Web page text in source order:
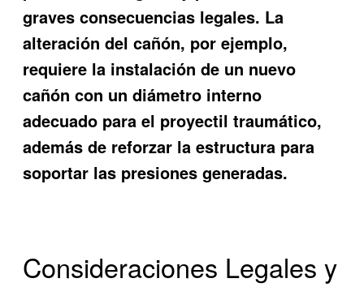
graves consecuencias legales. La
alteración del cañón, por ejemplo,
requiere la instalación de un nuevo
cañón con un diámetro interno
adecuado para el proyectil traumático,
además de reforzar la estructura para
soportar las presiones generadas.
Consideraciones Legales y